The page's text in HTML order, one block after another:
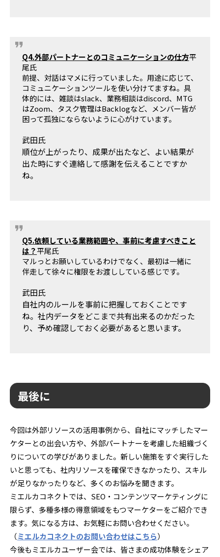
Q4.外部パートナーとのコミュニケーションの仕方平
尾氏
前提、対話はマメに行っていました。用途に応じて、
コミュニケーションツールを使い分けてますね。具
体的には、雑談はslack、業務相談はdiscord、MTG
はZoom、タスク管理はBacklogなど、メンバー皆が
困って孤独にならないように心がけています。
武田氏
順位が上がったり、成果が出たなど、よい結果が
出た時にすぐ連絡して感謝を伝えることですか
ね。
Q5.依頼している業務範囲や、事前に考慮すべきこと
は？平尾氏
マルっとお願いしているわけでなく、最初は一緒に
伴走して徐々に権限をお渡ししている感じです。
武田氏
自社内のルールを事前に把握しておくことです
ね。社内データをどこまで共有出来るのかだった
り、予め確認しておく必要があると思います。
最後に
今回は外部リソースの活用事例から、自社にマッチしたマー
ケターとの出会い方や、外部パートナーを考慮した組織づく
りについての学びがありました。新しい施策をすぐ実行した
いと思っても、社内リソースを確保できなかったり、スキル
が足りなかったりなど、多くのお悩みを聞きます。
ミエルカコネクトでは、SEO・コンテンツマーケティングに
限らず、多種多様の得意領域をもつマーケターをご紹介でき
ます。気になる方は、お気軽にお問い合わせください。
（ミエルカコネクトのお問い合わせはこちら）
今後もミエルカユーザー会では、皆さまの成功体験をシェア